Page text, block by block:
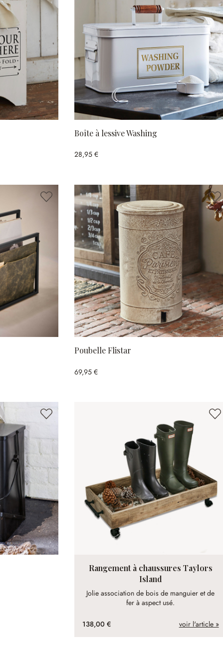
Boîte à lessive Washing
28,95 €
Poubelle Flistar
69,95 €
Rangement à chaussures Taylors
Island
Jolie association de bois de manguier et de
fer à aspect usé.
138,00 € voir l'article »